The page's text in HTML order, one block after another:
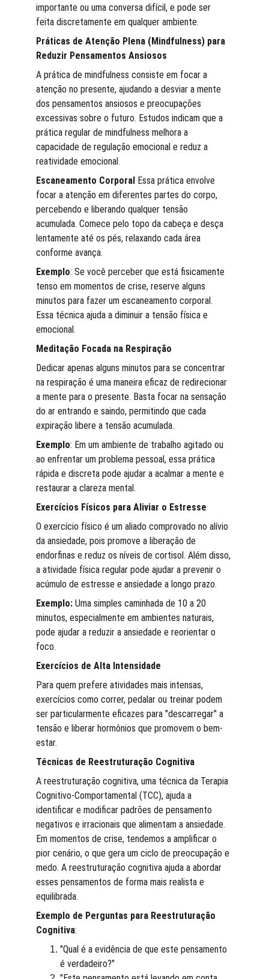
importante ou uma conversa difícil, e pode ser
feita discretamente em qualquer ambiente.
Práticas de Atenção Plena (Mindfulness) para
Reduzir Pensamentos Ansiosos
A prática de mindfulness consiste em focar a
atenção no presente, ajudando a desviar a mente
dos pensamentos ansiosos e preocupações
excessivas sobre o futuro. Estudos indicam que a
prática regular de mindfulness melhora a
capacidade de regulação emocional e reduz a
reatividade emocional​.
Escaneamento Corporal Essa prática envolve
focar a atenção em diferentes partes do corpo,
percebendo e liberando qualquer tensão
acumulada. Comece pelo topo da cabeça e desça
lentamente até os pés, relaxando cada área
conforme avança.
Exemplo: Se você perceber que está fisicamente
tenso em momentos de crise, reserve alguns
minutos para fazer um escaneamento corporal.
Essa técnica ajuda a diminuir a tensão física e
emocional.
Meditação Focada na Respiração
Dedicar apenas alguns minutos para se concentrar
na respiração é uma maneira eficaz de redirecionar
a mente para o presente. Basta focar na sensação
do ar entrando e saindo, permitindo que cada
expiração libere a tensão acumulada.
Exemplo: Em um ambiente de trabalho agitado ou
ao enfrentar um problema pessoal, essa prática
rápida e discreta pode ajudar a acalmar a mente e
restaurar a clareza mental.
Exercícios Físicos para Aliviar o Estresse
O exercício físico é um aliado comprovado no alívio
da ansiedade, pois promove a liberação de
endorfinas e reduz os níveis de cortisol. Além disso,
a atividade física regular pode ajudar a prevenir o
acúmulo de estresse e ansiedade a longo prazo.
Exemplo: Uma simples caminhada de 10 a 20
minutos, especialmente em ambientes naturais,
pode ajudar a reduzir a ansiedade e reorientar o
foco.
Exercícios de Alta Intensidade
Para quem prefere atividades mais intensas,
exercícios como correr, pedalar ou treinar podem
ser particularmente eficazes para "descarregar" a
tensão e liberar hormônios que promovem o bem-
estar.
Técnicas de Reestruturação Cognitiva
A reestruturação cognitiva, uma técnica da Terapia
Cognitivo-Comportamental (TCC), ajuda a
identificar e modificar padrões de pensamento
negativos e irracionais que alimentam a ansiedade.
Em momentos de crise, tendemos a amplificar o
pior cenário, o que gera um ciclo de preocupação e
medo. A reestruturação cognitiva ajuda a abordar
esses pensamentos de forma mais realista e
equilibrada.
Exemplo de Perguntas para Reestruturação
Cognitiva:
"Qual é a evidência de que este pensamento
é verdadeiro?"